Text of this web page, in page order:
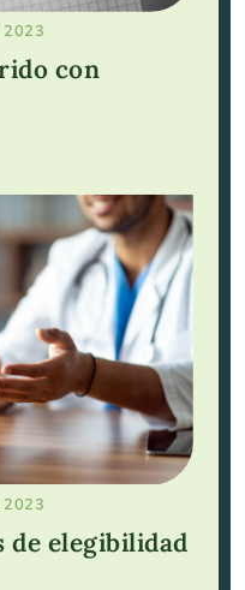
2023
con
2023
de elegibilidad